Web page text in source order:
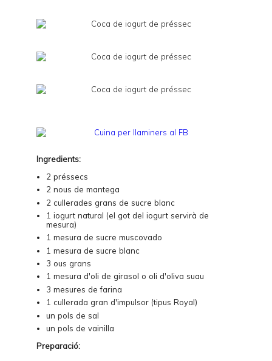
Ingredients:
2 préssecs
2 nous de mantega
2 cullerades grans de sucre blanc
1 iogurt natural (el got del iogurt servirà de
mesura)
1 mesura de sucre muscovado
1 mesura de sucre blanc
3 ous grans
1 mesura d'oli de girasol o oli d'oliva suau
3 mesures de farina
1 cullerada gran d'impulsor (tipus Royal)
un pols de sal
un pols de vainilla
Preparació: